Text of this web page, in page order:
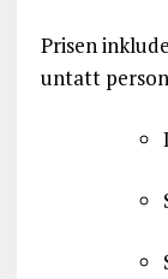
Prisen
untatt